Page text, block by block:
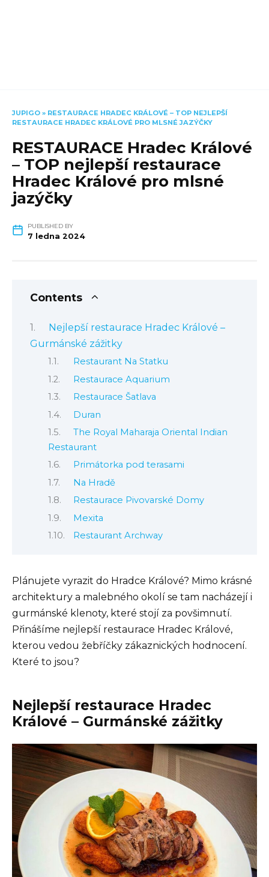
JUPIGO » RESTAURACE HRADEC KRÁLOVÉ – TOP NEJLEPŠÍ
RESTAURACE HRADEC KRÁLOVÉ PRO MLSNÉ JAZÝČKY
RESTAURACE Hradec Králové
– TOP nejlepší restaurace
Hradec Králové pro mlsné
jazýčky
PUBLISHED BY
7 ledna 2024
Contents
Nejlepší restaurace Hradec Králové –
Gurmánské zážitky
Restaurant Na Statku
Restaurace Aquarium
Restaurace Šatlava
Duran
The Royal Maharaja Oriental Indian
Restaurant
Primátorka pod terasami
Na Hradě
Restaurace Pivovarské Domy
Mexita
Restaurant Archway
Plánujete vyrazit do Hradce Králové? Mimo krásné
architektury a malebného okolí se tam nacházejí i
gurmánské klenoty, které stojí za povšimnutí.
Přinášíme nejlepší restaurace Hradec Králové,
kterou vedou žebříčky zákaznických hodnocení.
Které to jsou?
Nejlepší restaurace Hradec
Králové – Gurmánské zážitky